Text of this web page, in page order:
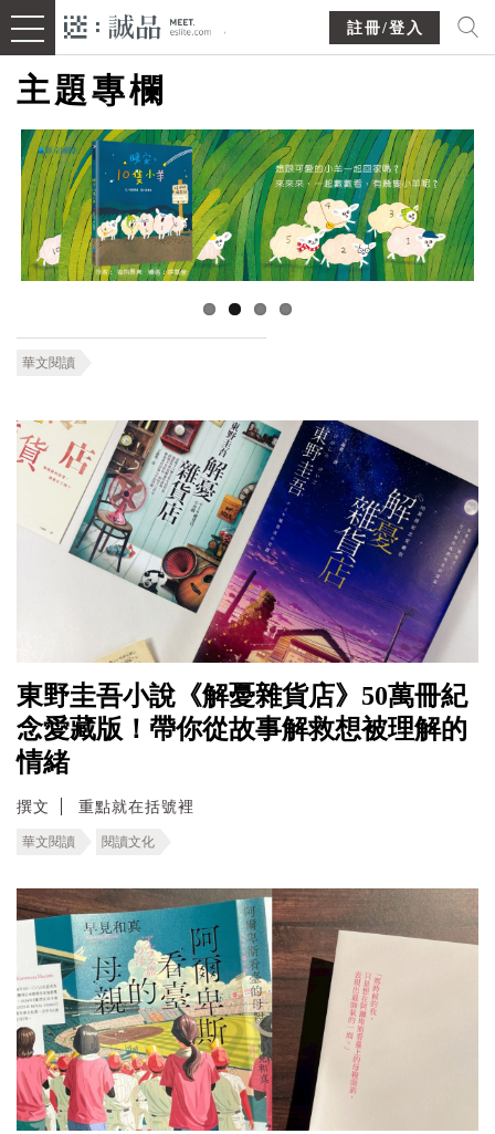
註冊/登入
主題專欄
華文閱讀
東野圭吾小說《解憂雜貨店》50萬冊紀
念愛藏版！帶你從故事解救想被理解的
情緒
撰文 重點就在括號裡
華文閱讀 閱讀文化